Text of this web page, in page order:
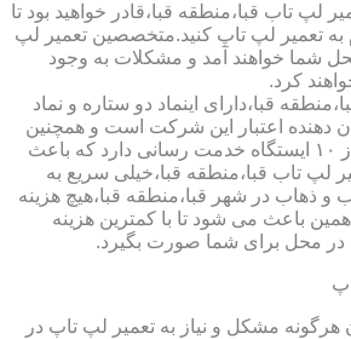
لپ تاب قبا،منطقه قبا،قادر خواهید بود تا
به تعمیر لپ تاپ کنید.متخصصین تعمیر لپ
شما خواهند آمد و مشکلات به وجود
کرد.
قبا،دارای اینماد دو ستاره و نماد
دهنده اعتبار این شرکت است و همچنین
در قبا،منطقه قبا،بیش از ۱۰ ایستگاه خدمت رسانی دارد که باعث
لپ تاب قبا،منطقه قبا،خیلی سریع به
و ذهاب در شهر قبا،منطقه قبا،هیچ هزینه
باعث می شود تا با کمترین هزینه
در محل برای شما صورت بگیرد.
مشکل و نیاز به تعمیر لپ تاپ در